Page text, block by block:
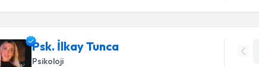
Psk. İlkay Tunca
Psikoloji